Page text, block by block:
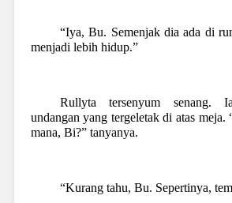
“Iya, Bu. Semenjak dia ada di
menjadi lebih hidup.”
Rullyta tersenyum senang.
undangan yang tergeletak di atas meja.
mana, Bi?” tanyanya.
“Kurang tahu, Bu. Sepertinya,